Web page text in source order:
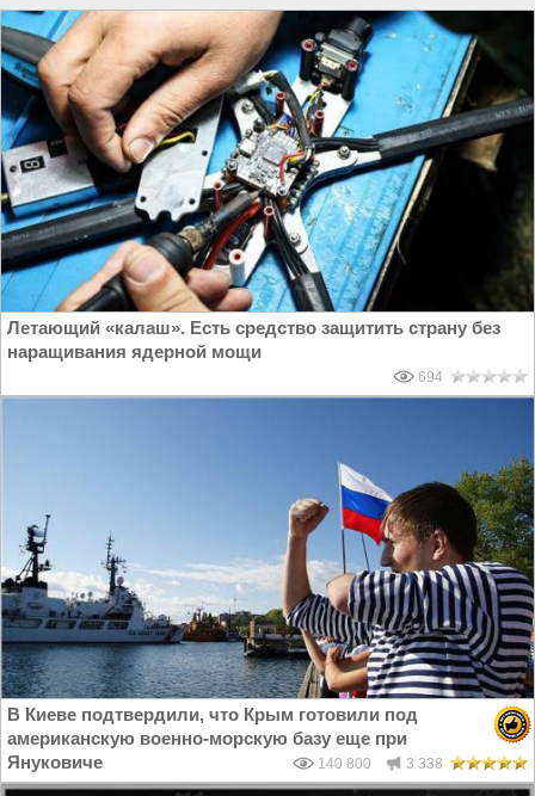
и Запад
Летающий «калаш». Есть средство защитить страну без
наращивания ядерной мощи
694
В Киеве подтвердили, что Крым готовили под
американскую военно-морскую базу еще при
Януковиче
140 800 3 338